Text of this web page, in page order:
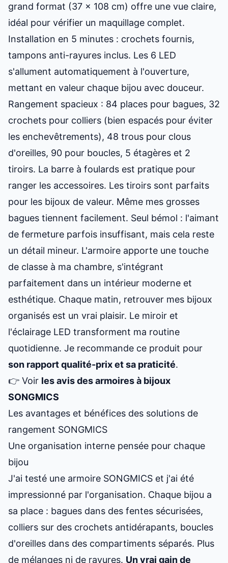
grand format (37 x 108 cm) offre une vue claire,
idéal pour vérifier un maquillage complet.
Installation en 5 minutes : crochets fournis,
tampons anti-rayures inclus. Les 6 LED
s'allument automatiquement à l'ouverture,
mettant en valeur chaque bijou avec douceur.
Rangement spacieux : 84 places pour bagues, 32
crochets pour colliers (bien espacés pour éviter
les enchevêtrements), 48 trous pour clous
d'oreilles, 90 pour boucles, 5 étagères et 2
tiroirs. La barre à foulards est pratique pour
ranger les accessoires. Les tiroirs sont parfaits
pour les bijoux de valeur. Même mes grosses
bagues tiennent facilement. Seul bémol : l'aimant
de fermeture parfois insuffisant, mais cela reste
un détail mineur. L'armoire apporte une touche
de classe à ma chambre, s'intégrant
parfaitement dans un intérieur moderne et
esthétique. Chaque matin, retrouver mes bijoux
organisés est un vrai plaisir. Le miroir et
l'éclairage LED transforment ma routine
quotidienne. Je recommande ce produit pour
son rapport qualité-prix et sa praticité.
👉 Voir les avis des armoires à bijoux
SONGMICS
Les avantages et bénéfices des solutions de
rangement SONGMICS
Une organisation interne pensée pour chaque
bijou
J'ai testé une armoire SONGMICS et j'ai été
impressionné par l'organisation. Chaque bijou a
sa place : bagues dans des fentes sécurisées,
colliers sur des crochets antidérapants, boucles
d'oreilles dans des compartiments séparés. Plus
de mélanges ni de rayures. Un vrai gain de